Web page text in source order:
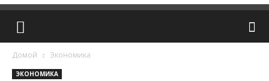
Домой Экономика
ЭКОНОМИКА